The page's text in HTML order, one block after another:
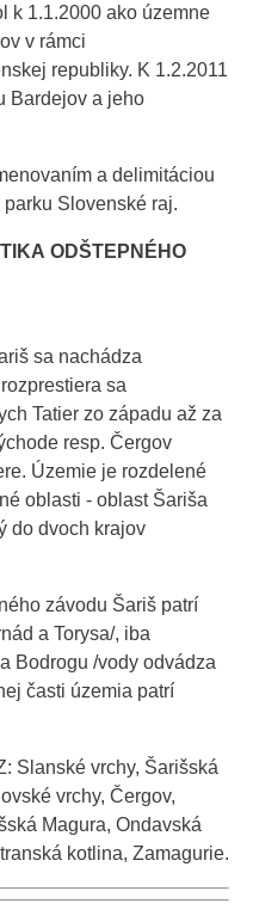
k 1.1.2000 ako územne
v rámci
republiky. K 1.2.2011
Bardejov a jeho
a delimitáciou
Slovenské raj.
ODŠTEPNÉHO
sa nachádza
sa
Tatier zo západu až za
resp. Čergov
Územie je rozdelené
oblasti - oblast Šariša
do dvoch krajov
závodu Šariš patrí
a Torysa/, iba
Bodrogu /vody odvádza
časti územia patrí
Slanské vrchy, Šarišská
vrchy, Čergov,
Magura, Ondavská
kotlina, Zamagurie.